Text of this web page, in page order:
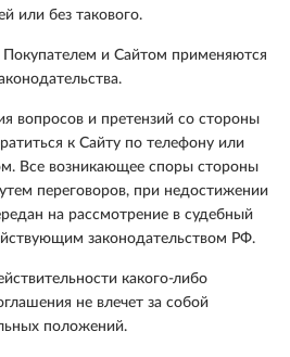
или без такового.
и Сайтом применяются
вопросов и претензий со стороны
к Сайту по телефону или
Все возникающее споры стороны
переговоров, при недостижении
на рассмотрение в судебный
законодательством РФ.
какого-либо
не влечет за собой
положений.